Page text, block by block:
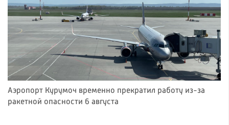
Аэропорт Курумоч временно прекратил работу из-за
ракетной опасности 6 августа